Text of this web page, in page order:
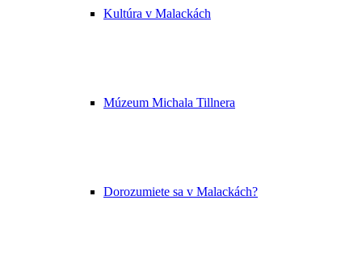
Kultúra v Malackách
Múzeum Michala Tillnera
Dorozumiete sa v Malackách?